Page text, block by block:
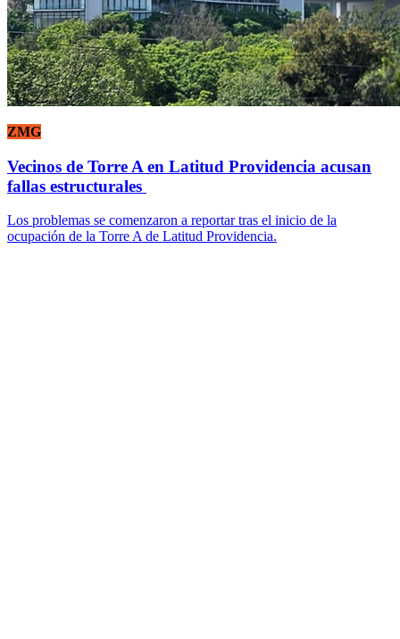
ZMG
Vecinos de Torre A en Latitud Providencia acusan
fallas estructurales
Los problemas se comenzaron a reportar tras el inicio de la
ocupación de la Torre A de Latitud Providencia.